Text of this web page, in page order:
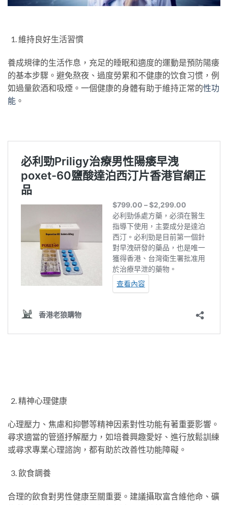
維持良好生活習慣
養成規律的生活作息，充足的睡眠和適度的運動是預防陽痿
的基本步驟。避免熬夜、過度勞累和不健康的饮食习惯，例
如過量飲酒和吸煙。一個健康的身體有助于維持正常的性功
能 。
精神心理健康
心理壓力、焦慮和抑鬱等精神因素對性功能有著重要影響。
尋求適當的管道抒解壓力，如培養興趣愛好、進行放鬆訓練
或尋求專業心理諮詢，都有助於改善性功能障礙。
飲食調養
合理的飲食對男性健康至關重要。建議攝取富含維他命、礦